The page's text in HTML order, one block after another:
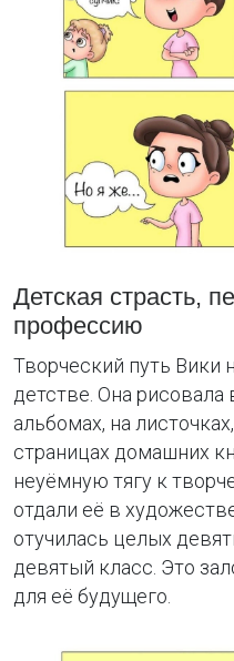
Детская страсть,
профессию
Творческий путь Вики
детстве. Она
альбомах, на
страницах домашних
неуёмную тягу к
отдали её в
отучилась целых
девятый класс. Это
для её будущего.